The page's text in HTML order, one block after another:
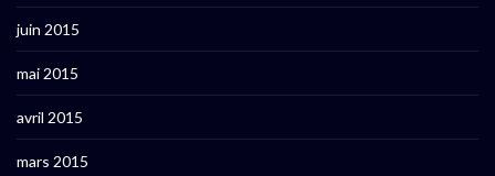
juin 2015
mai 2015
avril 2015
mars 2015